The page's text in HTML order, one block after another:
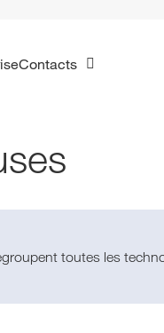
Contacts
toutes les